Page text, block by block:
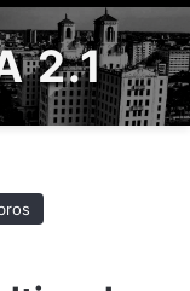
2.1